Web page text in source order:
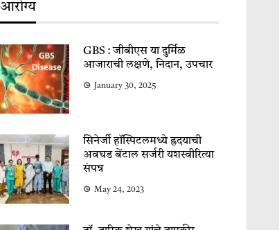
आरोग्य
GBS : जीबीएस या दुर्मिळ
आजाराची लक्षणे, निदान, उपचार
January 30, 2025
सिनेर्जी हॉस्पिटलमध्ये ह्रदयाची
अवघड बेंटाल सर्जरी यशस्वीरित्या
संपन्न
May 24, 2023